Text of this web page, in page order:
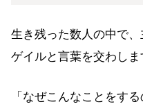
生き残った数人の中で
ゲイルと言葉を交わしま
「なぜこんなことをす